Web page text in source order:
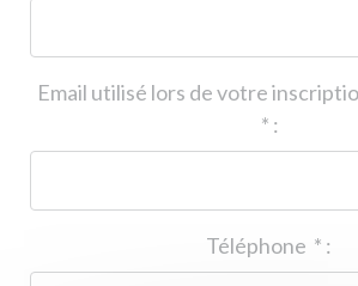
Email utilisé lors de votre
* :
* :